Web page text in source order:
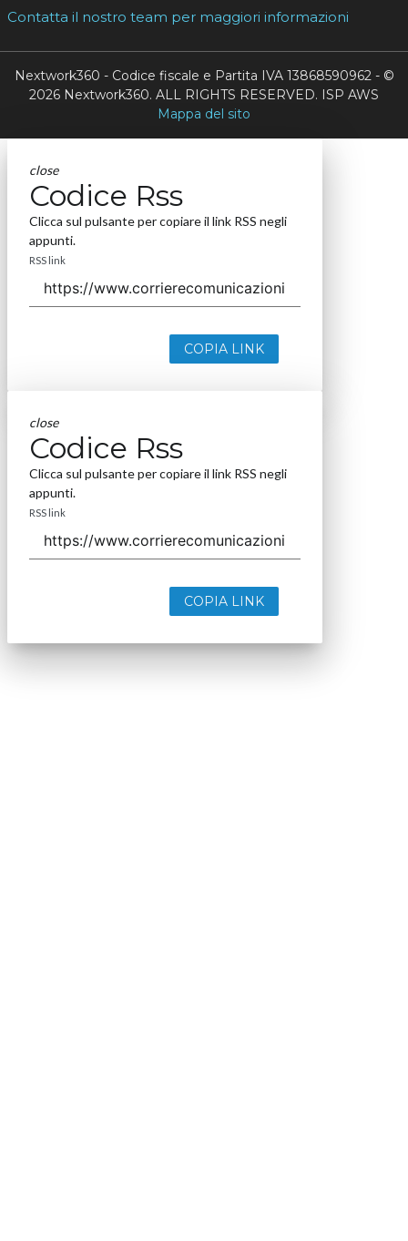
Contatta il nostro team per maggiori informazioni
Nextwork360 - Codice fiscale e Partita IVA 13868590962 - ©
2026 Nextwork360. ALL RIGHTS RESERVED. ISP AWS
Mappa del sito
close
Codice Rss
Clicca sul pulsante per copiare il link RSS negli
appunti.
RSS link
COPIA LINK
close
Codice Rss
Clicca sul pulsante per copiare il link RSS negli
appunti.
RSS link
COPIA LINK